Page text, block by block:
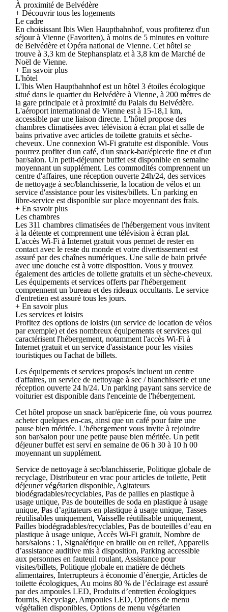
À proximité de Belvédère
+ Découvrir tous les logements
Le cadre
En choisissant Ibis Wien Hauptbahnhof, vous profiterez d'un
séjour à Vienne (Favoriten), à moins de 5 minutes en voiture
de Belvédère et Opéra national de Vienne. Cet hôtel se
trouve à 3,3 km de Stephansplatz et à 3,8 km de Marché de
Noël de Vienne.
+ En savoir plus
L'hôtel
L'Ibis Wien Hauptbahnhof est un hôtel 3 étoiles écologique
situé dans le quartier du Belvédère à Vienne, à 200 mètres de
la gare principale et à proximité du Palais du Belvédère.
L'aéroport international de Vienne est à 15-18,1 km,
accessible par une liaison directe. L'hôtel propose des
chambres climatisées avec télévision à écran plat et salle de
bains privative avec articles de toilette gratuits et sèche-
cheveux. Une connexion Wi-Fi gratuite est disponible. Vous
pourrez profiter d'un café, d'un snack-bar/épicerie fine et d'un
bar/salon. Un petit-déjeuner buffet est disponible en semaine
moyennant un supplément. Les commodités comprennent un
centre d'affaires, une réception ouverte 24h/24, des services
de nettoyage à sec/blanchisserie, la location de vélos et un
service d'assistance pour les visites/billets. Un parking en
libre-service est disponible sur place moyennant des frais.
+ En savoir plus
Les chambres
Les 311 chambres climatisées de l'hébergement vous invitent
à la détente et comprennent une télévision à écran plat.
L'accès Wi-Fi à Internet gratuit vous permet de rester en
contact avec le reste du monde et votre divertissement est
assuré par des chaînes numériques. Une salle de bain privée
avec une douche est à votre disposition. Vous y trouvez
également des articles de toilette gratuits et un sèche-cheveux.
Les équipements et services offerts par l'hébergement
comprennent un bureau et des rideaux occultants. Le service
d'entretien est assuré tous les jours.
+ En savoir plus
Les services et loisirs
Profitez des options de loisirs (un service de location de vélos
par exemple) et des nombreux équipements et services qui
caractérisent l'hébergement, notamment l'accès Wi-Fi à
Internet gratuit et un service d'assistance pour les visites
touristiques ou l'achat de billets.
Les équipements et services proposés incluent un centre
d'affaires, un service de nettoyage à sec / blanchisserie et une
réception ouverte 24 h/24. Un parking payant sans service de
voiturier est disponible dans l'enceinte de l'hébergement.
Cet hôtel propose un snack bar/épicerie fine, où vous pourrez
acheter quelques en-cas, ainsi que un café pour faire une
pause bien méritée. L'hébergement vous invite à rejoindre
son bar/salon pour une petite pause bien méritée. Un petit
déjeuner buffet est servi en semaine de 06 h 30 à 10 h 00
moyennant un supplément.
Service de nettoyage à sec/blanchisserie, Politique globale de
recyclage, Distributeur en vrac pour articles de toilette, Petit
déjeuner végétarien disponible, Agitateurs
biodégradables/recyclables, Pas de pailles en plastique à
usage unique, Pas de bouteilles de soda en plastique à usage
unique, Pas d’agitateurs en plastique à usage unique, Tasses
réutilisables uniquement, Vaisselle réutilisable uniquement,
Pailles biodégradables/recyclables, Pas de bouteilles d’eau en
plastique à usage unique, Accès Wi-Fi gratuit, Nombre de
bars/salons : 1, Signalétique en braille ou en relief, Appareils
d’assistance auditive mis à disposition, Parking accessible
aux personnes en fauteuil roulant, Assistance pour
visites/billets, Politique globale en matière de déchets
alimentaires, Interrupteurs à économie d’énergie, Articles de
toilette écologiques, Au moins 80 % de l’éclairage est assuré
par des ampoules LED, Produits d’entretien écologiques
fournis, Recyclage, Ampoules LED, Options de menu
végétalien disponibles, Options de menu végétarien